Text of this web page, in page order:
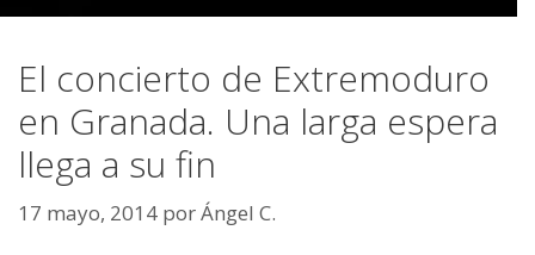
El concierto de Extremoduro
en Granada. Una larga espera
llega a su fin
17 mayo, 2014 porÁngel C.